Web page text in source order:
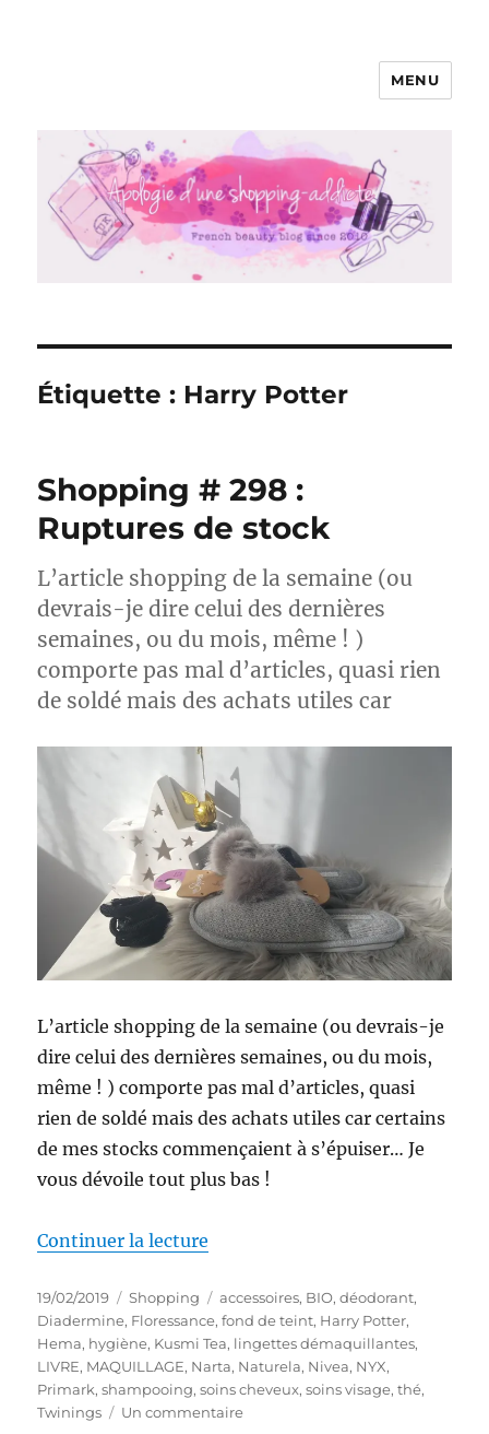
Apologie d'une Shopping-addicte
MENU
Étiquette : Harry Potter
Shopping # 298 :
Ruptures de stock
L’article shopping de la semaine (ou
devrais-je dire celui des dernières
semaines, ou du mois, même ! )
comporte pas mal d’articles, quasi rien
de soldé mais des achats utiles car
L’article shopping de la semaine (ou devrais-je
dire celui des dernières semaines, ou du mois,
même ! ) comporte pas mal d’articles, quasi
rien de soldé mais des achats utiles car certains
de mes stocks commençaient à s’épuiser… Je
vous dévoile tout plus bas !
Continuer la lecture
Publié
le
19/02/2019 Catégories
Shopping Étiquettes
accessoires, BIO,déodorant,
Diadermine, Floressance,fond de teint, Harry Potter,
Hema, hygiène, Kusmi Tea, lingettes démaquillantes,
LIVRE, MAQUILLAGE, Narta, Naturela, Nivea, NYX,
Primark,shampooing,soins cheveux,soins visage,thé,
Twinings
Un commentairesur